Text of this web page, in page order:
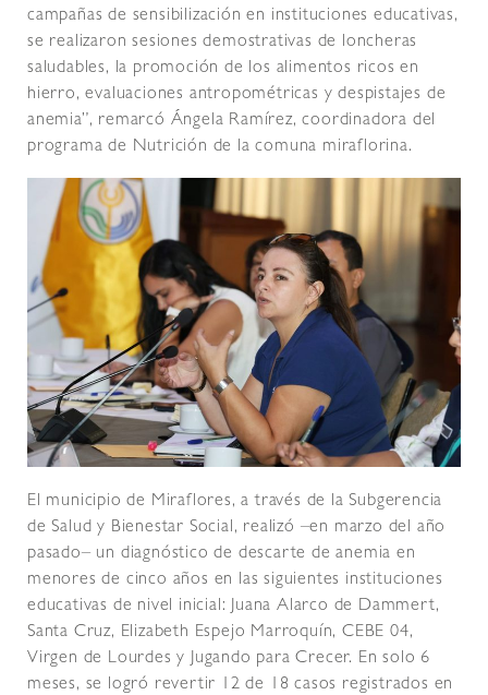
campañas de sensibilización en instituciones educativas,
se realizaron sesiones demostrativas de loncheras
saludables, la promoción de los alimentos ricos en
hierro, evaluaciones antropométricas y despistajes de
anemia”, remarcó Ángela Ramírez, coordinadora del
programa de Nutrición de la comuna miraflorina.
El municipio de Miraflores, a través de la Subgerencia
de Salud y Bienestar Social, realizó –en marzo del año
pasado– un diagnóstico de descarte de anemia en
menores de cinco años en las siguientes instituciones
educativas de nivel inicial: Juana Alarco de Dammert,
Santa Cruz, Elizabeth Espejo Marroquín, CEBE 04,
Virgen de Lourdes y Jugando para Crecer. En solo 6
meses, se logró revertir 12 de 18 casos registrados en